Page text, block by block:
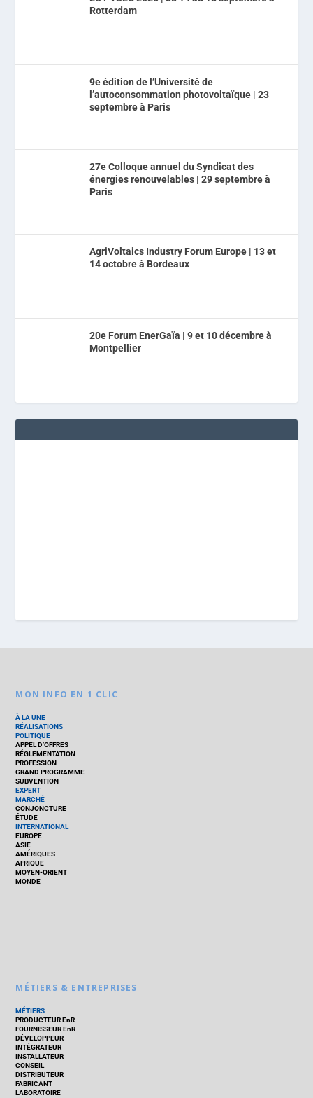
Rotterdam
9e édition de l’Université de
l’autoconsommation photovoltaïque | 23
septembre à Paris
27e Colloque annuel du Syndicat des
énergies renouvelables | 29 septembre à
Paris
AgriVoltaics Industry Forum Europe | 13 et
14 octobre à Bordeaux
20e Forum EnerGaïa | 9 et 10 décembre à
Montpellier
MON INFO EN 1 CLIC
À LA UNE
RÉALISATIONS
POLITIQUE
APPEL D’OFFRES
RÉGLEMENTATION
PROFESSION
GRAND PROGRAMME
SUBVENTION
EXPERT
MARCHÉ
CONJONCTURE
ÉTUDE
INTERNATIONAL
EUROPE
ASIE
AMÉRIQUES
AFRIQUE
MOYEN-ORIENT
MONDE
MÉTIERS & ENTREPRISES
MÉTIERS
PRODUCTEUR EnR
FOURNISSEUR EnR
DÉVELOPPEUR
INTÉGRATEUR
INSTALLATEUR
CONSEIL
DISTRIBUTEUR
FABRICANT
LABORATOIRE